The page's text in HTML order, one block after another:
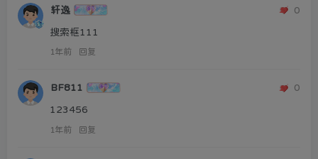
轩逸 0
搜索框111
1年前 回复
BF811 0
123456
1年前 回复